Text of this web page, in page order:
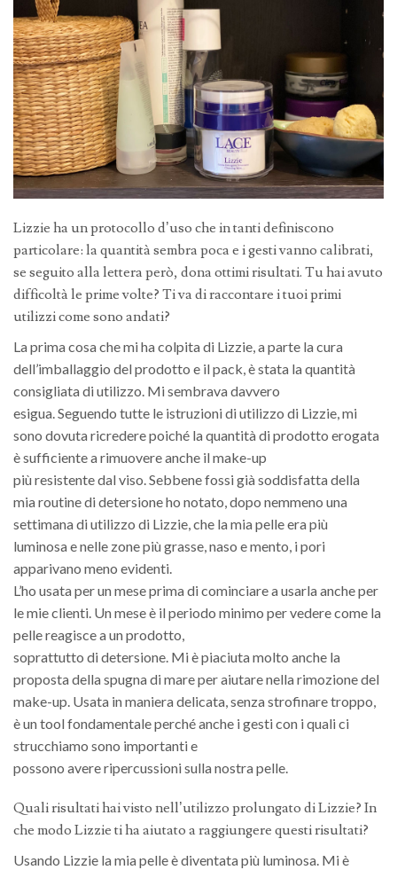
Lizzie ha un protocollo d’uso che in tanti definiscono
particolare: la quantità sembra poca e i gesti vanno calibrati,
se seguito alla lettera però, dona ottimi risultati. Tu hai avuto
difficoltà le prime volte? Ti va di raccontare i tuoi primi
utilizzi come sono andati?
La prima cosa che mi ha colpita di Lizzie, a parte la cura
dell’imballaggio del prodotto e il pack, è stata la quantità
consigliata di utilizzo. Mi sembrava davvero
esigua. Seguendo tutte le istruzioni di utilizzo di Lizzie, mi
sono dovuta ricredere poiché la quantità di prodotto erogata
è sufficiente a rimuovere anche il make-up
più resistente dal viso. Sebbene fossi già soddisfatta della
mia routine di detersione ho notato, dopo nemmeno una
settimana di utilizzo di Lizzie, che la mia pelle era più
luminosa e nelle zone più grasse, naso e mento, i pori
apparivano meno evidenti.
L’ho usata per un mese prima di cominciare a usarla anche per
le mie clienti. Un mese è il periodo minimo per vedere come la
pelle reagisce a un prodotto,
soprattutto di detersione. Mi è piaciuta molto anche la
proposta della spugna di mare per aiutare nella rimozione del
make-up. Usata in maniera delicata, senza strofinare troppo,
è un tool fondamentale perché anche i gesti con i quali ci
strucchiamo sono importanti e
possono avere ripercussioni sulla nostra pelle.
Quali risultati hai visto nell’utilizzo prolungato di Lizzie? In
che modo Lizzie ti ha aiutato a raggiungere questi risultati?
Usando Lizzie la mia pelle è diventata più luminosa. Mi è